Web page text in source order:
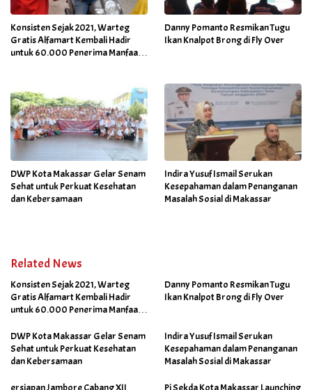
Konsisten Sejak 2021, Warteg
Gratis Alfamart Kembali Hadir
untuk 60.000 Penerima Manfaat
Danny Pomanto Resmikan Tugu
Ikan Knalpot Brong di Fly Over
DWP Kota Makassar Gelar Senam
Sehat untuk Perkuat Kesehatan
dan Kebersamaan
Indira Yusuf Ismail Serukan
Kesepahaman dalam Penanganan
Masalah Sosial di Makassar
Related News
Konsisten Sejak 2021, Warteg
Gratis Alfamart Kembali Hadir
untuk 60.000 Penerima Manfaat
Danny Pomanto Resmikan Tugu
Ikan Knalpot Brong di Fly Over
DWP Kota Makassar Gelar Senam
Sehat untuk Perkuat Kesehatan
dan Kebersamaan
Indira Yusuf Ismail Serukan
Kesepahaman dalam Penanganan
Masalah Sosial di Makassar
ersiapan Jambore Cabang XII
Pj Sekda Kota Makassar Launching